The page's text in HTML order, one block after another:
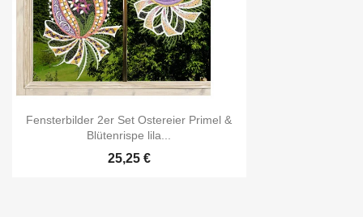
Fensterbilder 2er Set Ostereier Primel &
Blütenrispe lila...
25,25 €